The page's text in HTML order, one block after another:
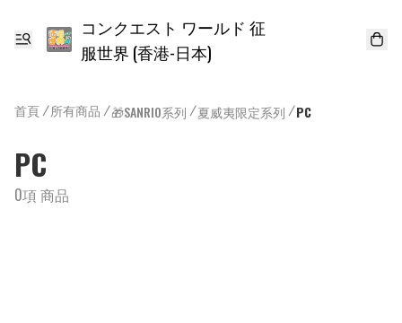
コンクエスト ワールド 征
服世界 (香港-日本)
首頁/所有商品 /🎁SANRIO系列 /夏威夷限定系列 /PC
PC
0項 商品